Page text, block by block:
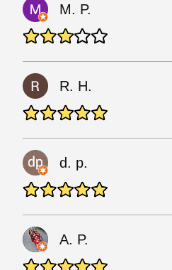
M. P.
R. H.
d. p.
A. P.